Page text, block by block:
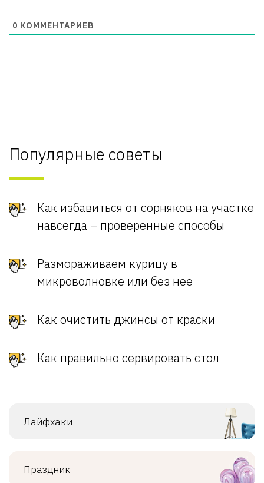
0 КОММЕНТАРИЕВ
Популярные советы
Как избавиться от сорняков на участке
навсегда – проверенные способы
Размораживаем курицу в
микроволновке или без нее
Как очистить джинсы от краски
Как правильно сервировать стол
Лайфхаки
Праздник